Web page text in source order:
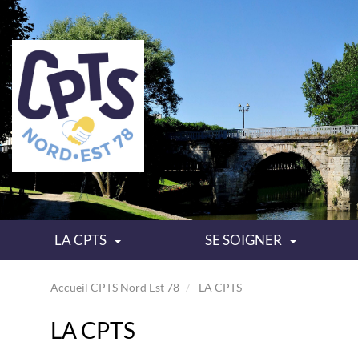
LA CPTS SE SOIGNER
Accueil CPTS Nord Est 78 LA CPTS
LA CPTS